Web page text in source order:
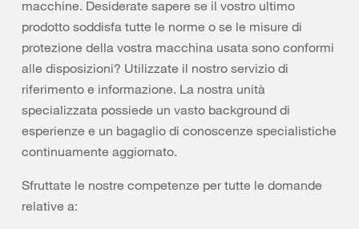
macchine. Desiderate sapere se il vostro ultimo
prodotto soddisfa tutte le norme o se le misure di
protezione della vostra macchina usata sono conformi
alle disposizioni? Utilizzate il nostro servizio di
riferimento e informazione. La nostra unità
specializzata possiede un vasto background di
esperienze e un bagaglio di conoscenze specialistiche
continuamente aggiornato.
Sfruttate le nostre competenze per tutte le domande
relative a: